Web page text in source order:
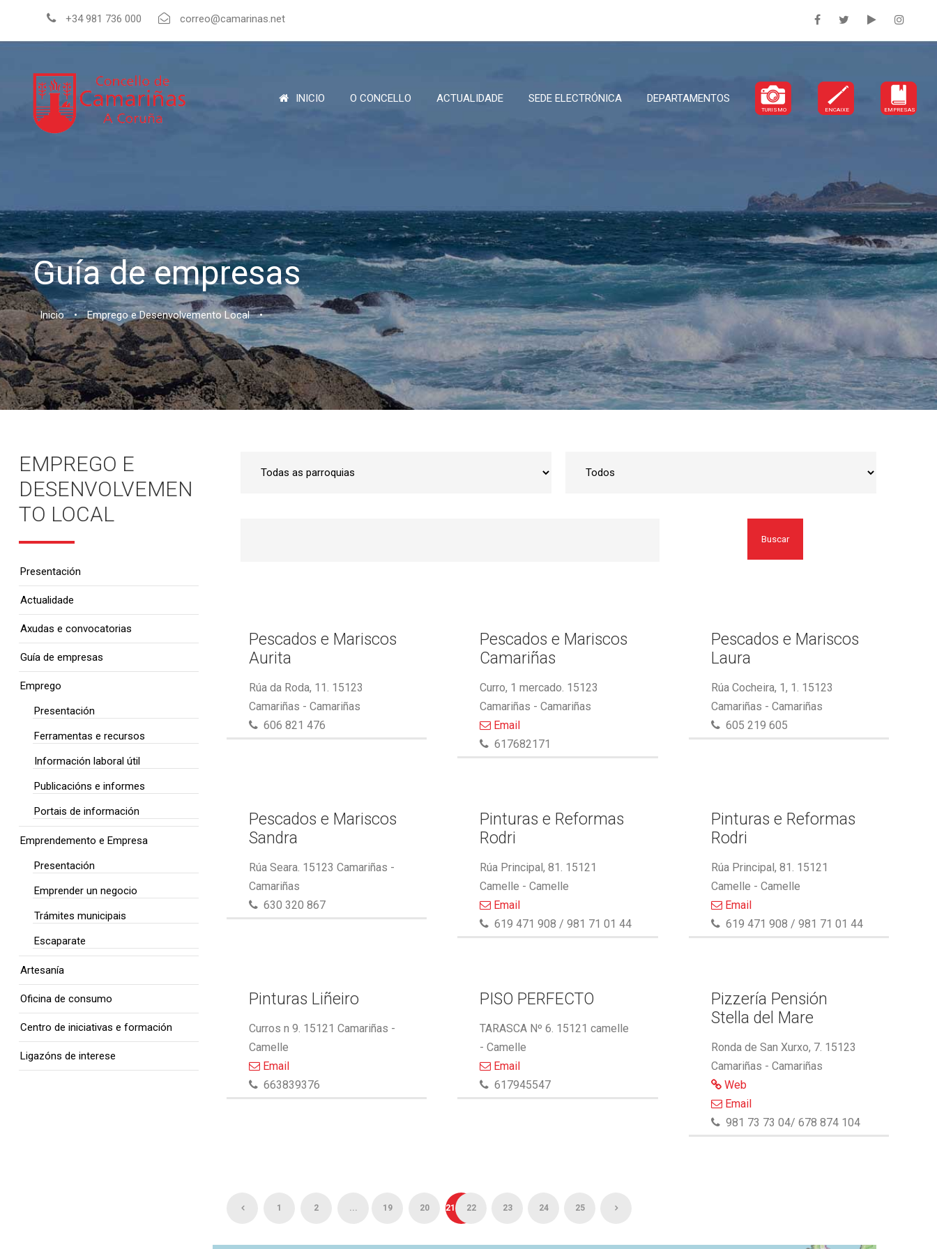
+34 981 736 000 correo@camarinas.net
INICIO O CONCELLO ACTUALIDADE SEDE ELECTRÓNICA DEPARTAMENTOS
TURISMO ENCAIXE EMPRESAS
Guía de empresas
Inicio • Emprego e Desenvolvemento Local •
Buscar
Pescados e Mariscos
Aurita
Rúa da Roda, 11. 15123
Camariñas - Camariñas
606 821 476
Pescados e Mariscos
Camariñas
Curro, 1 mercado. 15123
Camariñas - Camariñas
Email
617682171
Pescados e Mariscos
Laura
Rúa Cocheira, 1, 1. 15123
Camariñas - Camariñas
605 219 605
Pescados e Mariscos
Sandra
Rúa Seara. 15123 Camariñas -
Camariñas
630 320 867
Pinturas e Reformas
Rodri
Rúa Principal, 81. 15121
Camelle - Camelle
Email
619 471 908 / 981 71 01 44
Pinturas e Reformas
Rodri
Rúa Principal, 81. 15121
Camelle - Camelle
Email
619 471 908 / 981 71 01 44
Pinturas Liñeiro
Curros n 9. 15121 Camariñas -
Camelle
Email
663839376
PISO PERFECTO
TARASCA Nº 6. 15121 camelle
- Camelle
Email
617945547
Pizzería Pensión
Stella del Mare
Ronda de San Xurxo, 7. 15123
Camariñas - Camariñas
Web
Email
981 73 73 04/ 678 874 104
1 2 ... 19 20 21 22 23 24 25
EMPREGO E
DESENVOLVEMEN
TO LOCAL
Presentación
Actualidade
Axudas e convocatorias
Guía de empresas
Emprego
Presentación
Ferramentas e recursos
Información laboral útil
Publicacións e informes
Portais de información
Emprendemento e Empresa
Presentación
Emprender un negocio
Trámites municipais
Escaparate
Artesanía
Oficina de consumo
Centro de iniciativas e formación
Ligazóns de interese